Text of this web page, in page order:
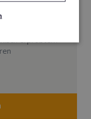
erprobtem